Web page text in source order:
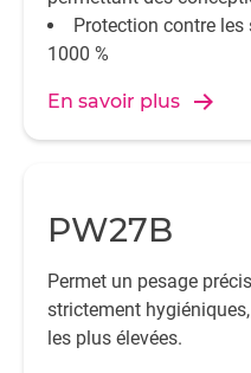
Protection contre les
1000 %
En savoir plus
PW27B
Permet un pesage
strictement
les plus élevées.